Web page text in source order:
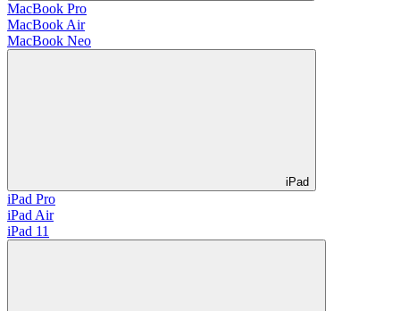
MacBook Pro
MacBook Air
MacBook Neo
iPad
iPad Pro
iPad Air
iPad 11